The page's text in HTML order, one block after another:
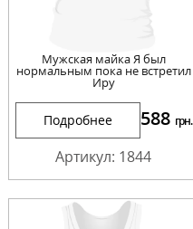
Мужская майка Я был
нормальным пока не встретил
Иру
Подробнее 588 грн.
Артикул: 1844